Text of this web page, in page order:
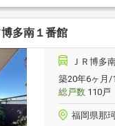
那珂川店まで徒歩約2分
那珂川店まで徒歩約3分
那珂川松木6丁目店まで徒
ッグストアモリ那珂川店
◇ドラッグコスモス那珂川
）◇中原公園まで徒歩約3
塚台郵便局まで徒歩約5分（
部家具等を消しています。
多南１番館
ＪＲ博多
築20年6ヶ月/
総戸数110戸
福岡県那